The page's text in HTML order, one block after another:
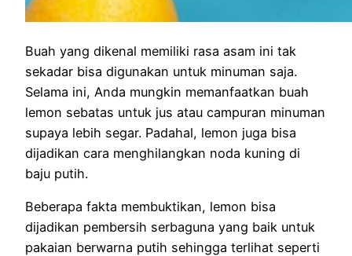
Buah yang dikenal memiliki rasa asam ini tak
sekadar bisa digunakan untuk minuman saja.
Selama ini, Anda mungkin memanfaatkan buah
lemon sebatas untuk jus atau campuran minuman
supaya lebih segar. Padahal, lemon juga bisa
dijadikan cara menghilangkan noda kuning di
baju putih.
Beberapa fakta membuktikan, lemon bisa
dijadikan pembersih serbaguna yang baik untuk
pakaian berwarna putih sehingga terlihat seperti